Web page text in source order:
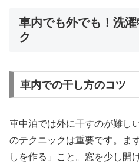
車内でも外でも！洗
ク
車内での干し方のコツ
車中泊では外に干すのが難し
のテクニックは重要です。ま
しを作る」こと。窓を少し開